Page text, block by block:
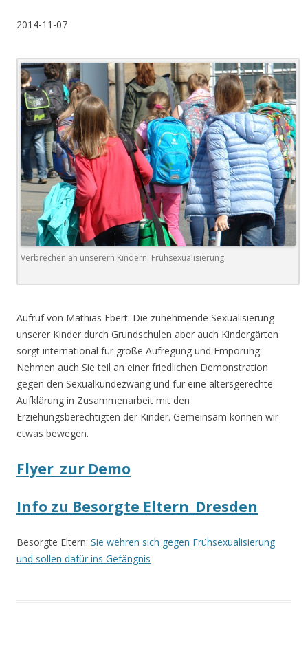
2014-11-07
Verbrechen an unserern Kindern: Frühsexualisierung.
Aufruf von Mathias Ebert: Die zunehmende Sexualisierung
unserer Kinder durch Grundschulen aber auch Kindergärten
sorgt international für große Aufregung und Empörung.
Nehmen auch Sie teil an einer friedlichen Demonstration
gegen den Sexualkundezwang und für eine altersgerechte
Aufklärung in Zusammenarbeit mit den
Erziehungsberechtigten der Kinder. Gemeinsam können wir
etwas bewegen.
Flyer_zur Demo
Info zu Besorgte Eltern_Dresden
Besorgte Eltern: Sie wehren sich gegen Frühsexualisierung
und sollen dafür ins Gefängnis